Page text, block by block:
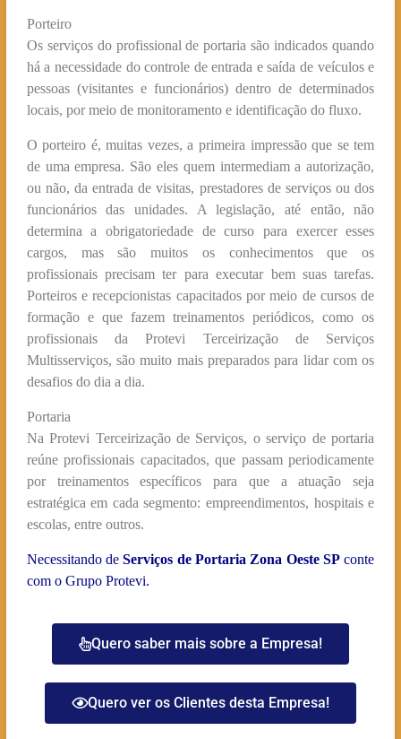
Porteiro
Os serviços do profissional de portaria são indicados quando
há a necessidade do controle de entrada e saída de veículos e
pessoas (visitantes e funcionários) dentro de determinados
locais, por meio de monitoramento e identificação do fluxo.
O porteiro é, muitas vezes, a primeira impressão que se tem
de uma empresa. São eles quem intermediam a autorização,
ou não, da entrada de visitas, prestadores de serviços ou dos
funcionários das unidades. A legislação, até então, não
determina a obrigatoriedade de curso para exercer esses
cargos, mas são muitos os conhecimentos que os
profissionais precisam ter para executar bem suas tarefas.
Porteiros e recepcionistas capacitados por meio de cursos de
formação e que fazem treinamentos periódicos, como os
profissionais da Protevi Terceirização de Serviços
Multisserviços, são muito mais preparados para lidar com os
desafios do dia a dia.
Portaria
Na Protevi Terceirização de Serviços, o serviço de portaria
reúne profissionais capacitados, que passam periodicamente
por treinamentos específicos para que a atuação seja
estratégica em cada segmento: empreendimentos, hospitais e
escolas, entre outros.
Necessitando deServiços de Portaria Zona Oeste SPconte
com o Grupo Protevi.
Quero saber mais sobre a Empresa!
Quero ver os Clientes desta Empresa!